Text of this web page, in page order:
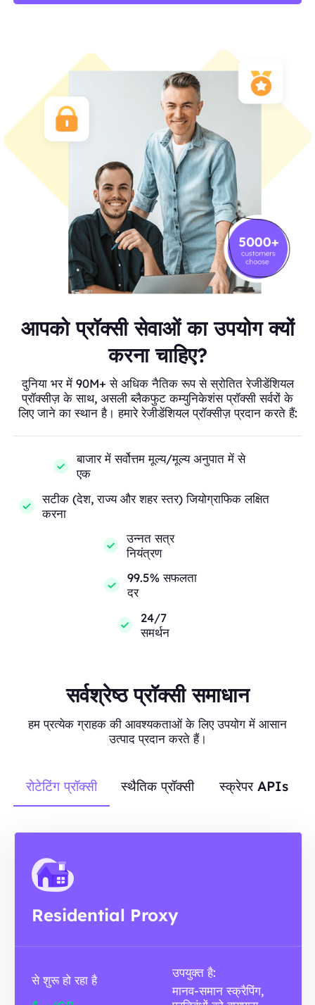
आपको प्रॉक्सी सेवाओं का उपयोग क्यों
करना चाहिए?
दुनिया भर में 90M+ से अधिक नैतिक रूप से स्रोतित रेजीडेंशियल
प्रॉक्सीज़ के साथ, असली ब्लैकफुट कम्युनिकेशंस प्रॉक्सी सर्वरों के
लिए जाने का स्थान है। हमारे रेजीडेंशियल प्रॉक्सीज़ प्रदान करते हैं:
बाजार में सर्वोत्तम मूल्य/मूल्य अनुपात में से
एक
सटीक (देश, राज्य और शहर स्तर) जियोग्राफिक लक्षित
करना
उन्नत सत्र
नियंत्रण
99.5% सफलता
दर
24/7
समर्थन
सर्वश्रेष्ठ प्रॉक्सी समाधान
हम प्रत्येक ग्राहक की आवश्यकताओं के लिए उपयोग में आसान
उत्पाद प्रदान करते हैं।
रोटेटिंग प्रॉक्सी स्थैतिक प्रॉक्सी स्क्रेपर APIs
Residential Proxy
से शुरू हो रहा है
उपयुक्त है:
मानव-समान स्क्रैपिंग,